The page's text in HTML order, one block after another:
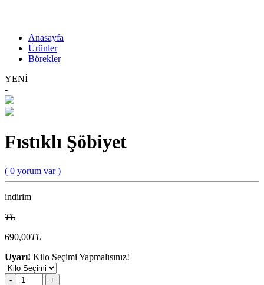
Anasayfa
Ürünler
Börekler
YENİ
-
Fıstıklı Şöbiyet
( 0 yorum var )
indirim
TL
690,00TL
Uyarı! Kilo Seçimi Yapmalısınız!
-
+